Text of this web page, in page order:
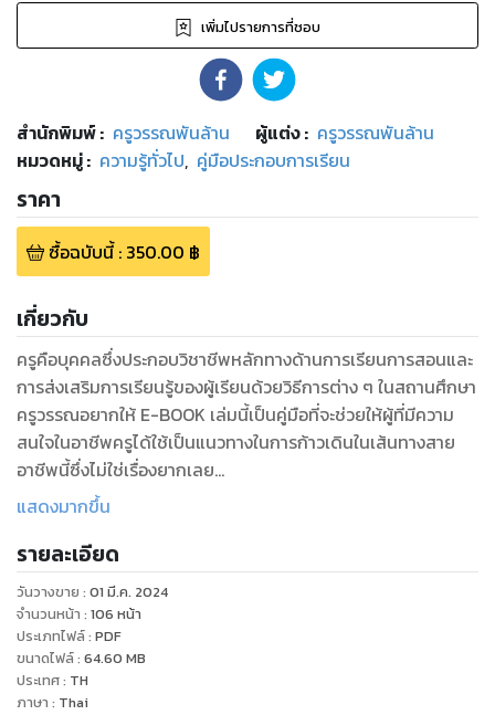
เพิ่มไปรายการที่ชอบ
สำนักพิมพ์: ครูวรรณพันล้าน ผู้แต่ง : ครูวรรณพันล้าน
หมวดหมู่: ความรู้ทั่วไป, คู่มือประกอบการเรียน
ราคา
ซื้อฉบับนี้: 350.00 ฿
เกี่ยวกับ
ครูคือบุคคลซึ่งประกอบวิชาชีพหลักทางด้านการเรียนการสอนและ
การส่งเสริมการเรียนรู้ของผู้เรียนด้วยวิธีการต่าง ๆ ในสถานศึกษา
ครูวรรณอยากให้ E-BOOK เล่มนี้เป็นคู่มือที่จะช่วยให้ผู้ที่มีความ
สนใจในอาชีพครูได้ใช้เป็นแนวทางในการก้าวเดินในเส้นทางสาย
อาชีพนี้ซึ่งไม่ใช่เรื่องยากเลย
หากต้องการที่จะเป็นครู ซึ่งเป็นอาชีพที่หลายคนอาจมองว่ายากกว่า
E-BOOK เล่มนี้ช่วยให้เราเข้าสู่เส้นทางอาชีพครูได้ง่ายขึ้น และจะ
เป็นเส้นทางที่จะทำให้เราสามารถเป็นครูมืออาชีพได้ในอนาคต
แสดงมากขึ้น
รายละเอียด
วันวางขาย : 01 มี.ค. 2024
จำนวนหน้า : 106 หน้า
ประเภทไฟล์: PDF
ขนาดไฟล์: 64.60 MB
ประเทศ: TH
ภาษา : Thai